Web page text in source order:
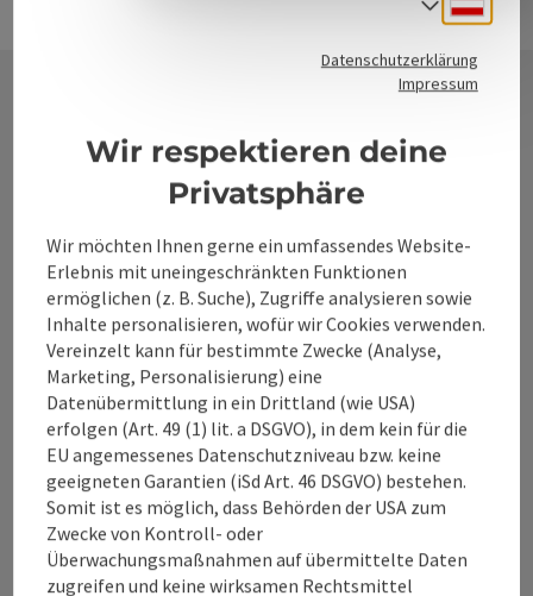
Kontakt
Alpenland Tourismus GmbH
Bahnhofstraße 2
4580 Windischgarsten
+43 50 360 360 360
info@360alpenland.com
Datenschutzerklärung
Impressum
Wir respektieren deine
Privatsphäre
Wir möchten Ihnen gerne ein umfassendes Website-
Erlebnis mit uneingeschränkten Funktionen
ermöglichen (z. B. Suche), Zugriffe analysieren sowie
Inhalte personalisieren, wofür wir Cookies verwenden.
Vereinzelt kann für bestimmte Zwecke (Analyse,
Marketing, Personalisierung) eine
Datenübermittlung in ein Drittland (wie USA)
erfolgen (Art. 49 (1) lit. a DSGVO), in dem kein für die
EU angemessenes Datenschutzniveau bzw. keine
geeigneten Garantien (iSd Art. 46 DSGVO) bestehen.
Somit ist es möglich, dass Behörden der USA zum
Zwecke von Kontroll- oder
Überwachungsmaßnahmen auf übermittelte Daten
zugreifen und keine wirksamen Rechtsmittel